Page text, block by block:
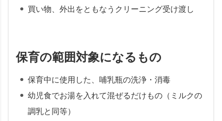
買い物、外出をともなうクリーニング受け渡し
保育の範囲対象になるもの
保育中に使用した、哺乳瓶の洗浄・消毒
幼児食でお湯を入れて混ぜるだけもの（ミルクの
調乳と同等）